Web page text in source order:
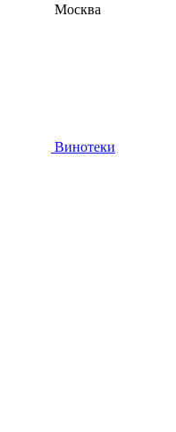
Москва
Винотеки